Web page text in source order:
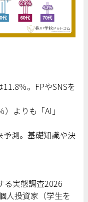
％。FPやSNSを
よりも「AI」
予測。基礎知識や決
る実態調査2026
人投資家（学生を